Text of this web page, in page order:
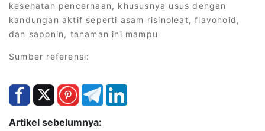
kesehatan pencernaan, khususnya usus dengan
kandungan aktif seperti asam risinoleat, flavonoid,
dan saponin, tanaman ini mampu
Sumber referensi:
Artikel sebelumnya: